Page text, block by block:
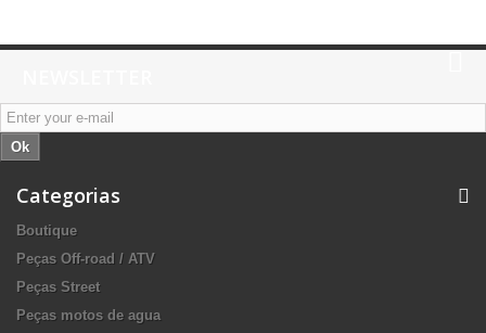
Ok
Categorias
Boutique
Peças Off-road / ATV
Peças Street
Peças motos de agua